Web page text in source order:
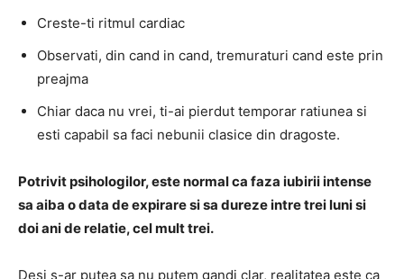
Creste-ti ritmul cardiac
Observati, din cand in cand, tremuraturi cand este prin
preajma
Chiar daca nu vrei, ti-ai pierdut temporar ratiunea si
esti capabil sa faci nebunii clasice din dragoste.
Potrivit psihologilor, este normal ca faza iubirii intense
sa aiba o data de expirare si sa dureze intre trei luni si
doi ani de relatie, cel mult trei.
Desi s-ar putea sa nu putem gandi clar, realitatea este ca